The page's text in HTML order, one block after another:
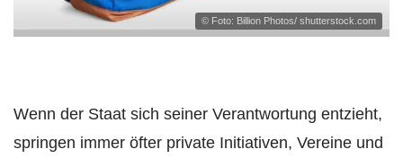
© Foto: Billion Photos/ shutterstock.com
Wenn der Staat sich seiner Verantwortung entzieht,
springen immer öfter private Initiativen, Vereine und